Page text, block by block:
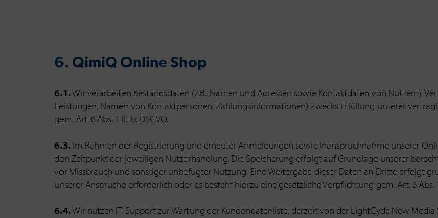
6. QimiQ Online Shop
6.1.Wir verarbeiten Bestandsdaten (z.B., Namen und Adressen sowie Kontaktdaten von Nutzern),
Leistungen, Namen von Kontaktpersonen, Zahlungsinformationen) zwecks Erfüllung unserer
gem. Art. 6 Abs. 1 lit b. DSGVO.
6.3. Im Rahmen der Registrierung und erneuter Anmeldungen sowie Inanspruchnahme unserer
den Zeitpunkt der jeweiligen Nutzerhandlung. Die Speicherung erfolgt auf Grundlage unserer
vor Missbrauch und sonstiger unbefugter Nutzung. Eine Weitergabe dieser Daten an Dritte erfolgt
unserer Ansprüche erforderlich oder es besteht hierzu eine gesetzliche Verpflichtung gem. Art. 6 Abs.
6.4.Wir nutzen IT-Support zur Wartung der Kundendatenliste, derzeit von der LightCyde New